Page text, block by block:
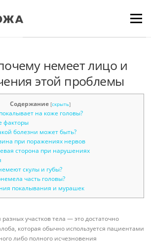
Menu
немеет лицо и
этой проблемы
Содержание [скрыть]
на коже головы?
факторы
болезни может быть?
при поражениях нервов
сторона при нарушениях
скулы и губы?
часть головы?
покалывания и мурашек
участков тела — это достаточно
которая обычно используется пациентами
либо полного исчезновения
Для любых предложений по